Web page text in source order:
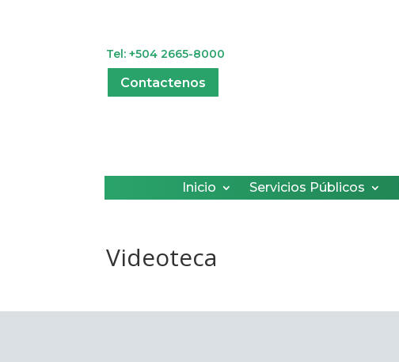
Tel: +504 2665-8000
Contactenos
Inicio Servicios Públicos
Videoteca